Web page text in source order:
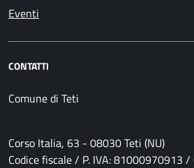
Eventi
CONTATTI
Comune di Teti
Corso Italia, 63 - 08030 Teti (NU)
Codice fiscale / P. IVA: 81000970913